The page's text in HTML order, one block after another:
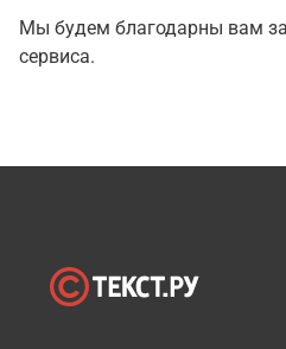
Мы будем благодарны вам
сервиса.